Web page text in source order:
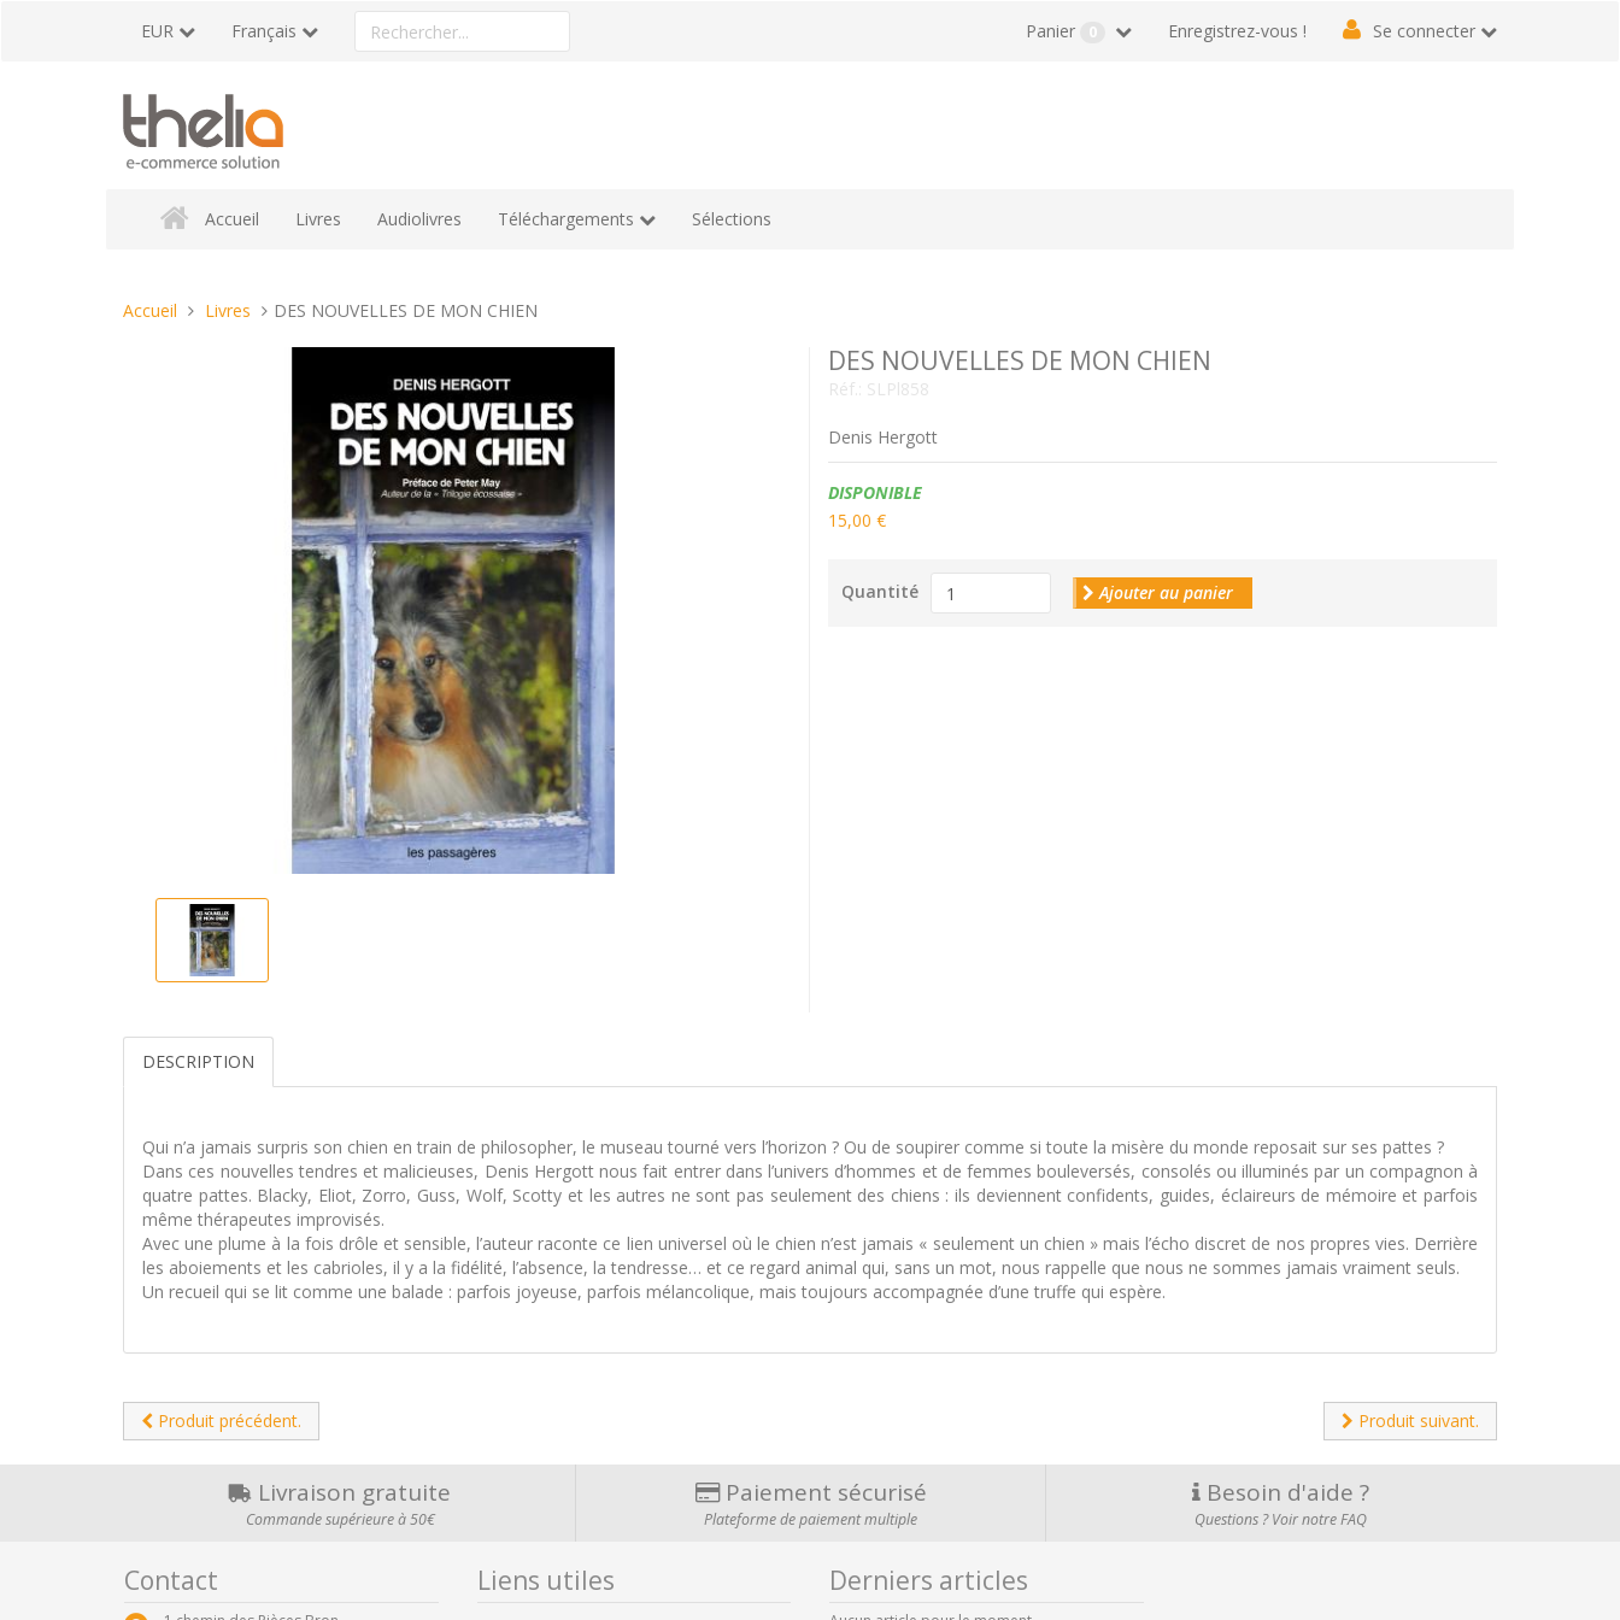
EUR Français
Rechercher
un
Enregistrez-vous ! Se connecter
Panier 0
Accueil Livres Audiolivres Téléchargements Sélections
Vous
Accueil Livres DES NOUVELLES DE MON CHIEN
DES NOUVELLES DE MON CHIEN
Réf.: SLPl858
Denis Hergott
Disponibilité:
DISPONIBLE
15,00 €
Quantité Ajouter au panier
DESCRIPTION
Qui n’a jamais surpris son chien en train de philosopher, le museau tourné vers l’horizon ? Ou de soupirer comme si toute la misère du monde reposait sur ses pattes ?
Dans ces nouvelles tendres et malicieuses, Denis Hergott nous fait entrer dans l’univers d’hommes et de femmes bouleversés, consolés ou illuminés par un compagnon à
quatre pattes. Blacky, Eliot, Zorro, Guss, Wolf, Scotty et les autres ne sont pas seulement des chiens : ils deviennent confidents, guides, éclaireurs de mémoire et parfois
même thérapeutes improvisés.
Avec une plume à la fois drôle et sensible, l’auteur raconte ce lien universel où le chien n’est jamais « seulement un chien » mais l’écho discret de nos propres vies. Derrière
les aboiements et les cabrioles, il y a la fidélité, l’absence, la tendresse… et ce regard animal qui, sans un mot, nous rappelle que nous ne sommes jamais vraiment seuls.
Un recueil qui se lit comme une balade : parfois joyeuse, parfois mélancolique, mais toujours accompagnée d’une truffe qui espère.
Produit précédent. Produit suivant.
Livraison gratuite
Commande supérieure à 50€
Paiement sécurisé
Plateforme de paiement multiple
Besoin d'aide ?
Questions ? Voir notre FAQ
Contact Liens utiles Derniers articles